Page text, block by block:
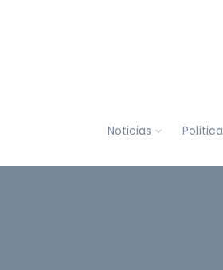
Noticias Política